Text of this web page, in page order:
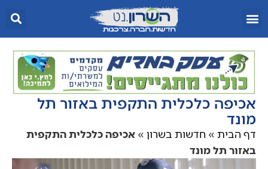
אכיפה כלכלית התקפית באזור תל
מונד
דף הבית » חדשות בשרון » אכיפה כלכלית התקפית
באזור תל מונד